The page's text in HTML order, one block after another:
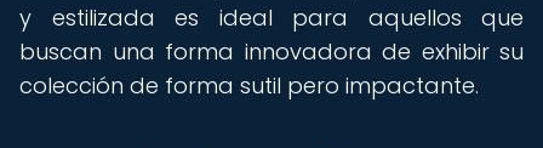
y estilizada es ideal para aquellos que
buscan una forma innovadora de exhibir su
colección de forma sutil pero impactante.